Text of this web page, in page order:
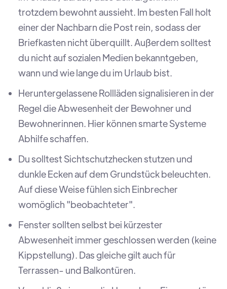
trotzdem bewohnt aussieht. Im besten Fall holt
einer der Nachbarn die Post rein, sodass der
Briefkasten nicht überquillt. Außerdem solltest
du nicht auf sozialen Medien bekanntgeben,
wann und wie lange du im Urlaub bist.
Heruntergelassene Rollläden signalisieren in der
Regel die Abwesenheit der Bewohner und
Bewohnerinnen. Hier können smarte Systeme
Abhilfe schaffen.
Du solltest Sichtschutzhecken stutzen und
dunkle Ecken auf dem Grundstück beleuchten.
Auf diese Weise fühlen sich Einbrecher
womöglich "beobachteter".
Fenster sollten selbst bei kürzester
Abwesenheit immer geschlossen werden (keine
Kippstellung). Das gleiche gilt auch für
Terrassen- und Balkontüren.